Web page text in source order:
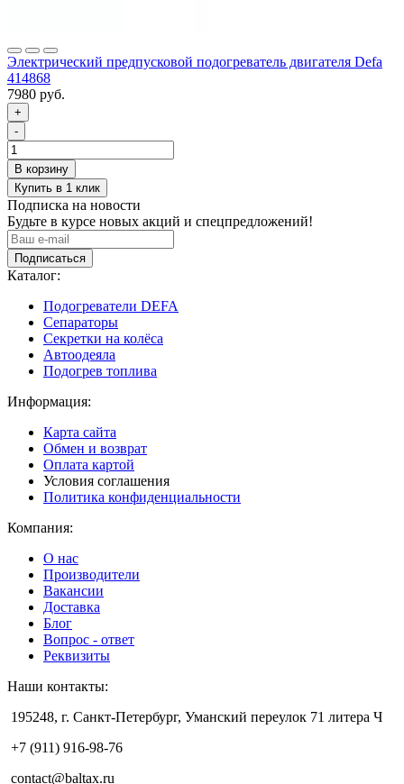
Электрический предпусковой подогреватель двигателя Defa
414868
7980 руб.
+
-
Подписка на новости
Будьте в курсе новых акций и спецпредложений!
Подписаться
Каталог:
Подогреватели DEFA
Сепараторы
Секретки на колёса
Автоодеяла
Подогрев топлива
Информация:
Карта сайта
Обмен и возврат
Оплата картой
Условия соглашения
Политика конфиденциальности
Компания:
О нас
Производители
Вакансии
Доставка
Блог
Вопрос - ответ
Реквизиты
Наши контакты:
195248, г. Санкт-Петербург, Уманский переулок 71 литера Ч
+7 (911) 916-98-76
contact@baltax.ru